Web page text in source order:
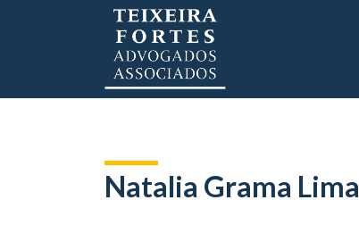
Natalia Grama Lima